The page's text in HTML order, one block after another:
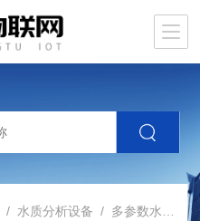
/ 水质分析设备 / 多参数水质监测仪